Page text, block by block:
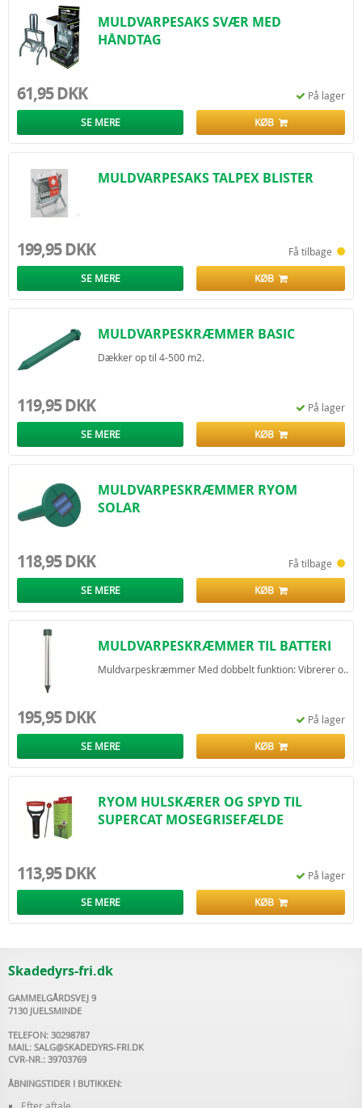
MULDVARPESAKS SVÆR MED
HÅNDTAG
61,95 DKK På lager
SE MERE KØB
MULDVARPESAKS TALPEX BLISTER
199,95 DKK Få tilbage
SE MERE KØB
MULDVARPESKRÆMMER BASIC
Dækker op til 4-500 m2.
119,95 DKK På lager
SE MERE KØB
MULDVARPESKRÆMMER RYOM
SOLAR
118,95 DKK Få tilbage
SE MERE KØB
MULDVARPESKRÆMMER TIL BATTERI
Muldvarpeskræmmer Med dobbelt funktion: Vibrerer o..
195,95 DKK På lager
SE MERE KØB
RYOM HULSKÆRER OG SPYD TIL
SUPERCAT MOSEGRISEFÆLDE
113,95 DKK På lager
SE MERE KØB
Skadedyrs-fri.dk
GAMMELGÅRDSVEJ 9
7130 JUELSMINDE
TELEFON: 30298787
MAIL: SALG@SKADEDYRS-FRI.DK
CVR-NR.: 39703769
ÅBNINGSTIDER I BUTIKKEN: